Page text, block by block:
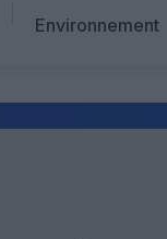
Environnement